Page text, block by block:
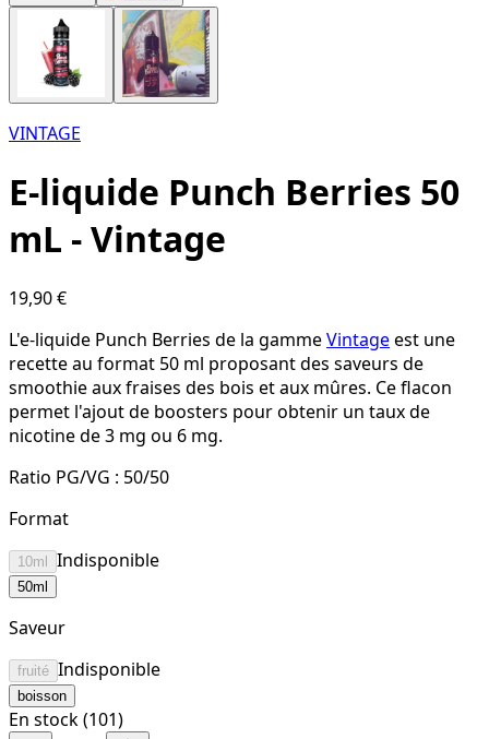
VINTAGE
E-liquide Punch Berries 50
mL - Vintage
19,90 €
L'e-liquide Punch Berries de la gammeVintageest une
recette au format 50 ml proposant des saveurs de
smoothie aux fraises des bois et aux mûres. Ce flacon
permet l'ajout de boosters pour obtenir un taux de
nicotine de 3 mg ou 6 mg.
Ratio PG/VG : 50/50
Format
10ml Indisponible
50ml
Saveur
fruité Indisponible
boisson
En stock (101)